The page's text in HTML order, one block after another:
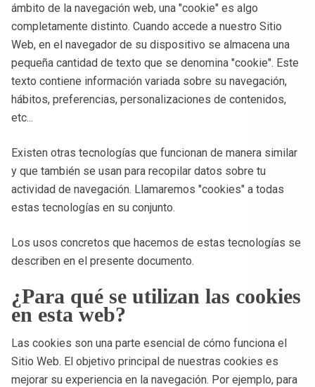
ámbito de la navegación web, una "cookie" es algo
completamente distinto. Cuando accede a nuestro Sitio
Web, en el navegador de su dispositivo se almacena una
pequeña cantidad de texto que se denomina "cookie". Este
texto contiene información variada sobre su navegación,
hábitos, preferencias, personalizaciones de contenidos,
etc...
Existen otras tecnologías que funcionan de manera similar
y que también se usan para recopilar datos sobre tu
actividad de navegación. Llamaremos "cookies" a todas
estas tecnologías en su conjunto.
Los usos concretos que hacemos de estas tecnologías se
describen en el presente documento.
¿Para qué se utilizan las cookies
en esta web?
Las cookies son una parte esencial de cómo funciona el
Sitio Web. El objetivo principal de nuestras cookies es
mejorar su experiencia en la navegación. Por ejemplo, para